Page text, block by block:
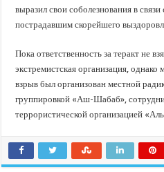
выразил свои соболезнования в
пострадавшим скорейшего
Пока ответственность за теракт не
экстремистская организация, однако
взрыв был организован местной
группировкой «Аш-Шабаб»,
террористической организацией